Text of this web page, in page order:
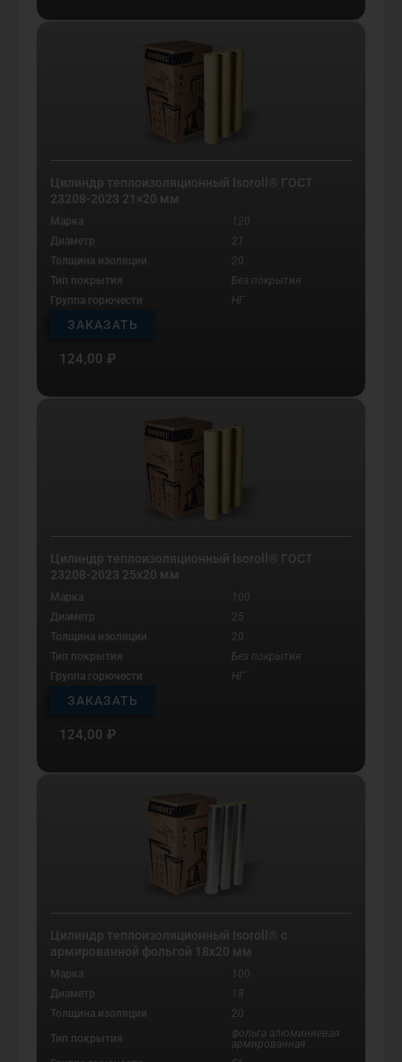
Цилиндр теплоизоляционный Isoroll® ГОСТ
23208-2023 21×20 мм
Марка
120
Диаметр
21
Толщина изоляции
20
Тип покрытия
Без покрытия
Группа горючести
НГ
ЗАКАЗАТЬ
124,00 ₽
Цилиндр теплоизоляционный Isoroll® ГОСТ
23208-2023 25х20 мм
Марка
100
Диаметр
25
Толщина изоляции
20
Тип покрытия
Без покрытия
Группа горючести
НГ
ЗАКАЗАТЬ
124,00 ₽
Цилиндр теплоизоляционный Isoroll® с
армированной фольгой 18х20 мм
Марка
100
Диаметр
18
Толщина изоляции
20
Тип покрытия
фольга алюминиевая
армированная